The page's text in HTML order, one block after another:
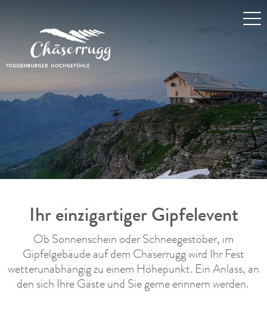
Ihr einzigartiger Gipfelevent
Ob Sonnenschein oder Schneegestöber, im
Gipfelgebäude auf dem Chäserrugg wird Ihr Fest
wetterunabhängig zu einem Höhepunkt. Ein Anlass, an
den sich Ihre Gäste und Sie gerne erinnern werden.